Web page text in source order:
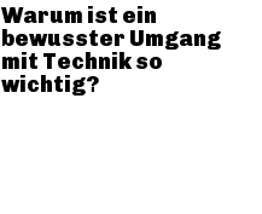
Warum ist ein
bewusster Umgang
mit Technik so
wichtig?